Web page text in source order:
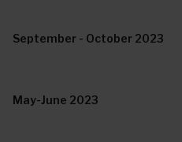
September - October 2023
May-June 2023